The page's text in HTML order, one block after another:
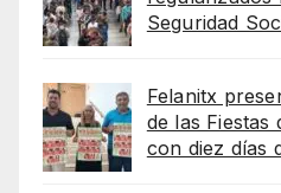
Seguridad
Felanitx
de las Fiestas
con diez días